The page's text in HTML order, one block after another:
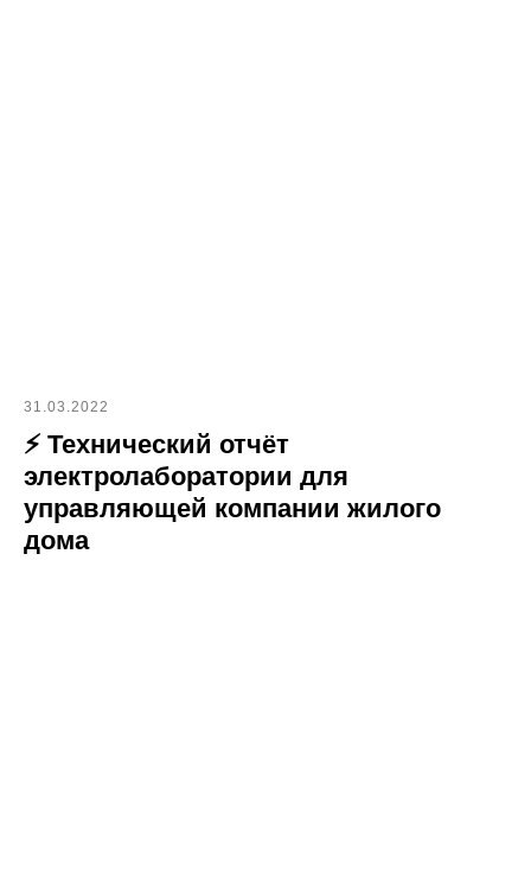
31.03.2022
⚡ Технический отчёт
электролаборатории для
управляющей компании жилого
дома